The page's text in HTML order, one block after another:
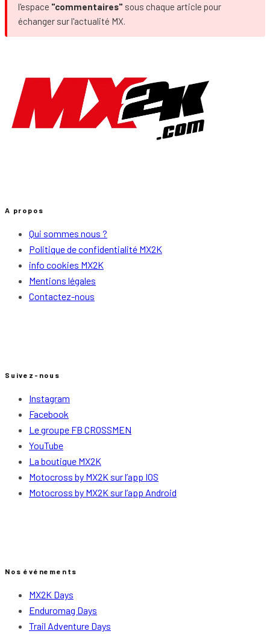
l'espace "commentaires" sous chaque article pour
échanger sur l'actualité MX.
A propos
Qui sommes nous ?
Politique de confidentialité MX2K
info cookies MX2K
Mentions légales
Contactez-nous
Suivez-nous
Instagram
Facebook
Le groupe FB CROSSMEN
YouTube
La boutique MX2K
Motocross by MX2K sur l’app IOS
Motocross by MX2K sur l’app Android
Nos événements
MX2K Days
Enduromag Days
Trail Adventure Days